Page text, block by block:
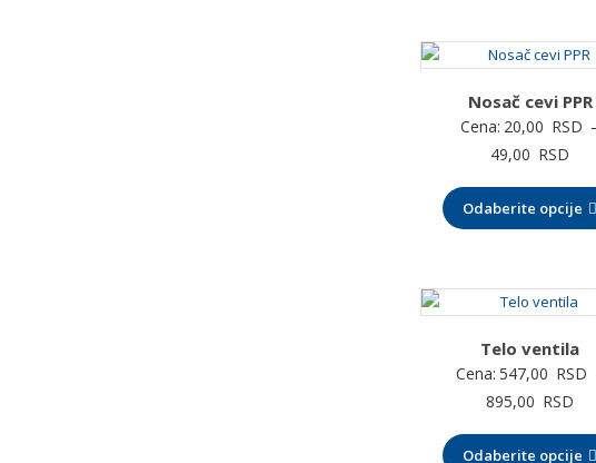
Nosač cevi PPR
Cena: 20,00 RSD
49,00 RSD
od
Odaberite opcije
Telo ventila
Cena: 547,00 RSD
895,00 RSD
od
Odaberite opcije